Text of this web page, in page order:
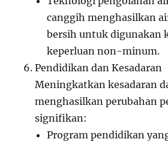
canggih menghasilkan
bersih untuk digunakan
keperluan non-minum.
Pendidikan dan Kesadaran
Meningkatkan kesadaran
menghasilkan perubahan
signifikan:
Program pendidikan